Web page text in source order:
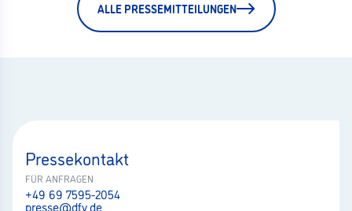
ALLE PRESSEMITTEILUNGEN
Pressekontakt
FÜR ANFRAGEN
+49 69 7595-2054
presse@dfv.de